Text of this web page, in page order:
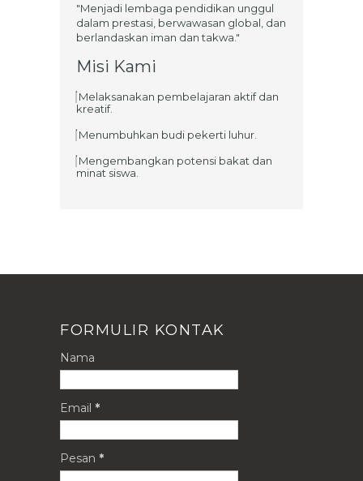
"Menjadi lembaga pendidikan unggul
dalam prestasi, berwawasan global, dan
berlandaskan iman dan takwa."
Misi Kami
Melaksanakan pembelajaran aktif dan
kreatif.
Menumbuhkan budi pekerti luhur.
Mengembangkan potensi bakat dan
minat siswa.
FORMULIR KONTAK
Nama
Email *
Pesan *